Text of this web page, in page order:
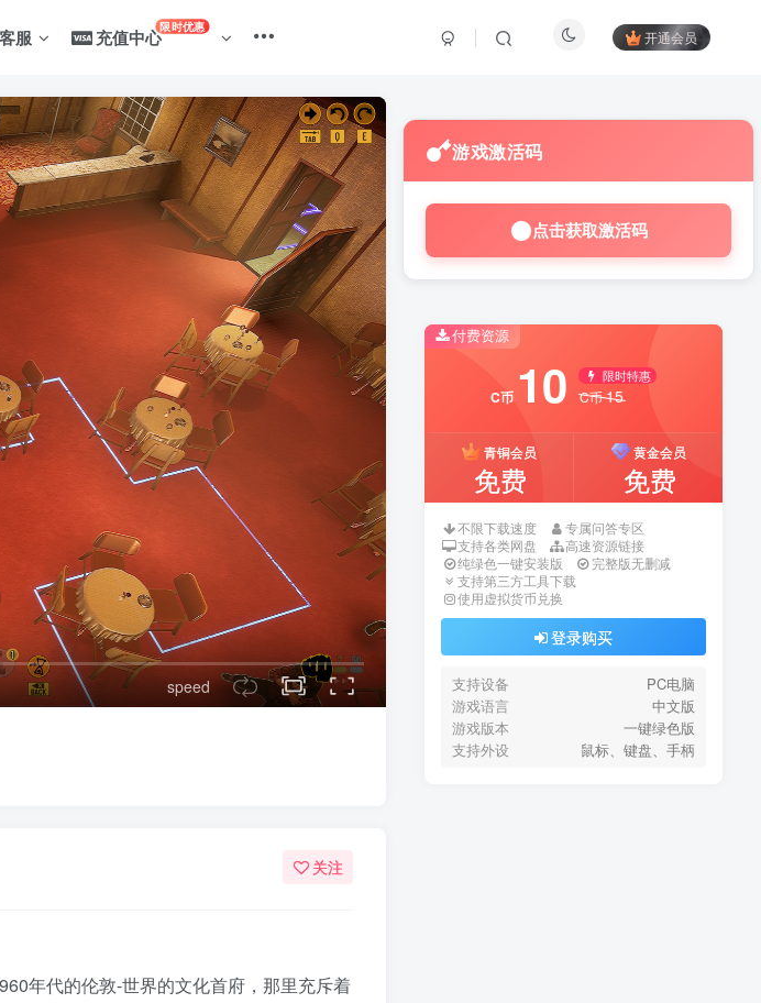
服 充值中心限时优惠
开通会员
speed
关注
年代的伦敦-世界的文化首府，那里充斥着
游戏激活码
点击获取激活码
付费资源
C币 10 限时特惠
C币15
青铜会员
免费
黄金会员
免费
不限下载速度
专属问答专区
支持各类网盘
高速资源链接
纯绿色一键安装版
完整版无删减
支持第三方工具下载
使用虚拟货币兑换
登录购买
支持设备
PC电脑
游戏语言
中文版
游戏版本
一键绿色版
支持外设
鼠标、键盘、手柄